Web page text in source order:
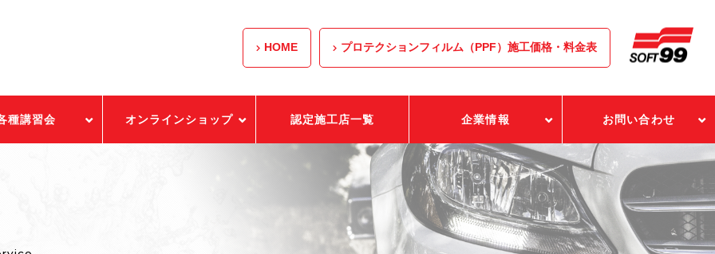
HOME プロテクションフィルム（PPF）施工価格・料金表
種講習会 オンラインショップ 認定施工店一覧 企業情報 お問い合わせ